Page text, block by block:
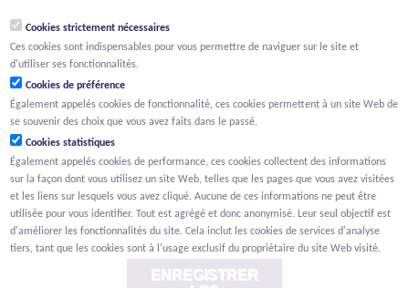
TVA BE 0466.256.432
RPM Anvers, département Malines
Cookies strictement nécessaires
Ces cookies sont indispensables pour vous permettre de naviguer sur le site et
d'utiliser ses fonctionnalités.
Cookies de préférence
Également appelés cookies de fonctionnalité, ces cookies permettent à un site Web de
se souvenir des choix que vous avez faits dans le passé.
Cookies statistiques
Également appelés cookies de performance, ces cookies collectent des informations
sur la façon dont vous utilisez un site Web, telles que les pages que vous avez visitées
et les liens sur lesquels vous avez cliqué. Aucune de ces informations ne peut être
utilisée pour vous identifier. Tout est agrégé et donc anonymisé. Leur seul objectif est
d'améliorer les fonctionnalités du site. Cela inclut les cookies de services d'analyse
tiers, tant que les cookies sont à l'usage exclusif du propriétaire du site Web visité.
ENREGISTRER